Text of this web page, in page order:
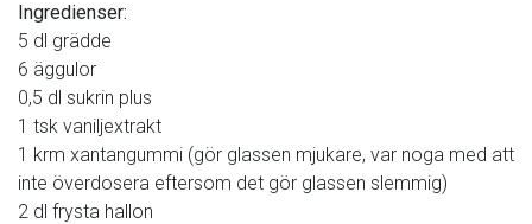
Ingredienser:
5 dl grädde
6 äggulor
0,5 dl sukrin plus
1 tsk vaniljextrakt
1 krm xantangummi (gör glassen mjukare, var noga med att
inte överdosera eftersom det gör glassen slemmig)
2 dl frysta hallon